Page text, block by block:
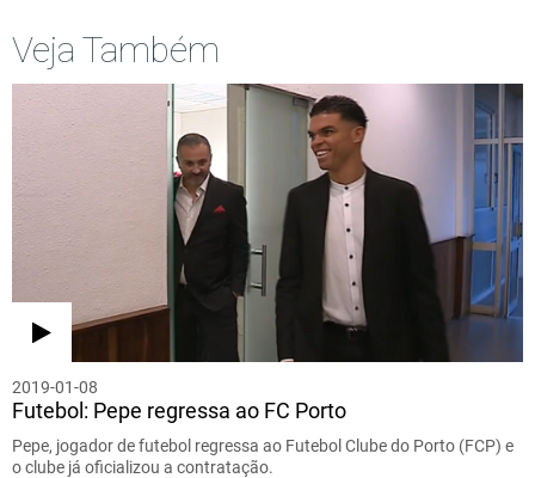
Veja Também
2019-01-08
Futebol: Pepe regressa ao FC Porto
Pepe, jogador de futebol regressa ao Futebol Clube do Porto (FCP) e
o clube já oficializou a contratação.